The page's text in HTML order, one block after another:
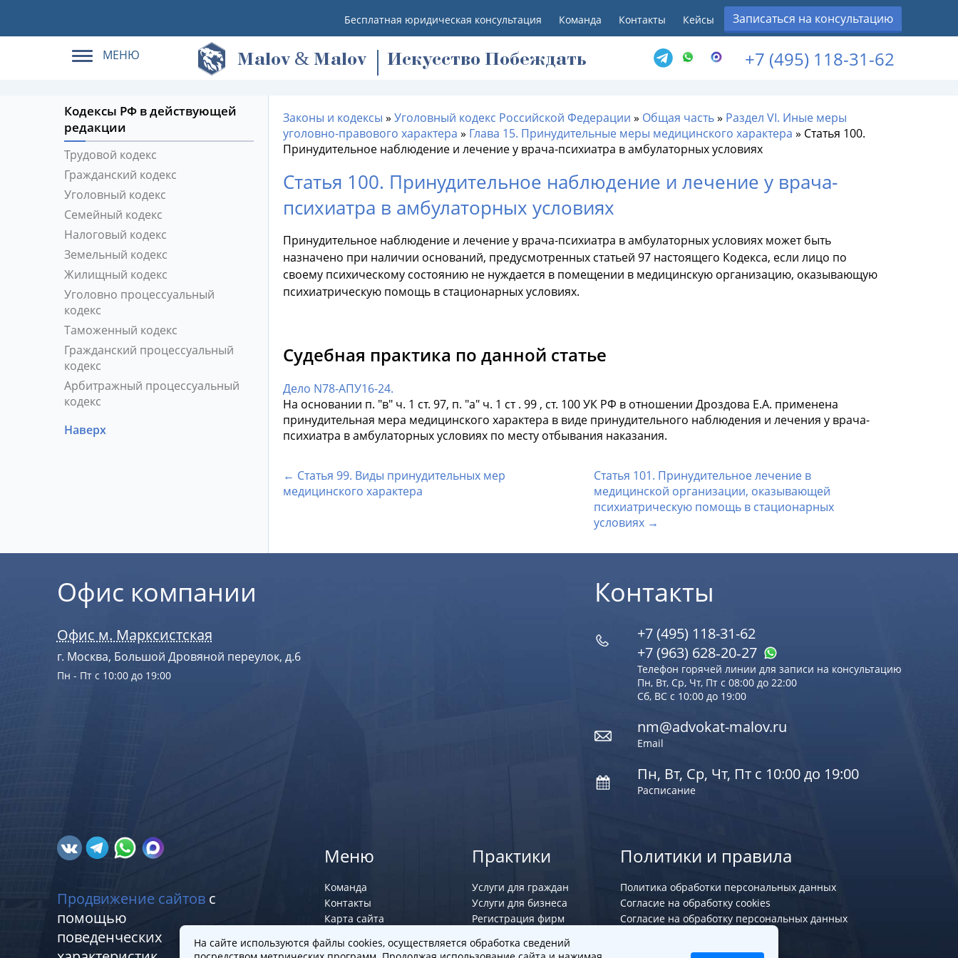
Бесплатная юридическая консультация Команда Контакты Кейсы Записаться на консультацию
МЕНЮ Malov & Malov Искусство Побеждать +7 (495) 118-31-62
Кодексы РФ в действующей
редакции
Трудовой кодекс
Гражданский кодекс
Уголовный кодекс
Семейный кодекс
Налоговый кодекс
Земельный кодекс
Жилищный кодекс
Уголовно процессуальный
кодекс
Таможенный кодекс
Гражданский процессуальный
кодекс
Арбитражный процессуальный
кодекс
Наверх
Законы и кодексы » Уголовный кодекс Российской Федерации » Общая часть» Раздел VI. Иные меры
уголовно-правового характера » Глава 15. Принудительные меры медицинского характера » Статья 100.
Принудительное наблюдение и лечение у врача-психиатра в амбулаторных условиях
Статья 100. Принудительное наблюдение и лечение у врача-
психиатра в амбулаторных условиях
Принудительное наблюдение и лечение у врача-психиатра в амбулаторных условиях может быть
назначено при наличии оснований, предусмотренных статьей 97 настоящего Кодекса, если лицо по
своему психическому состоянию не нуждается в помещении в медицинскую организацию, оказывающую
психиатрическую помощь в стационарных условиях.
Судебная практика по данной статье
Дело N78-АПУ16-24.
На основании п. "в" ч. 1 ст. 97, п. "а" ч. 1 ст . 99 , ст. 100 УК РФ в отношении Дроздова Е.А. применена
принудительная мера медицинского характера в виде принудительного наблюдения и лечения у врача-
психиатра в амбулаторных условиях по месту отбывания наказания.
← Статья 99. Виды принудительных мер
медицинского характера
Статья 101. Принудительное лечение в
медицинской организации, оказывающей
психиатрическую помощь в стационарных
условиях →
Офис компании
Офис м. Марксистская
г. Москва, Большой Дровяной переулок, д.6
Пн - Пт с 10:00 до 19:00
Контакты
+7 (495) 118-31-62
+7 (963) 628‑20‑27
Телефон горячей линии для записи на консультацию
Пн, Вт, Ср, Чт, Пт с 08:00 до 22:00
Сб, ВС с 10:00 до 19:00
nm@advokat-malov.ru
Email
Пн, Вт, Ср, Чт, Пт с 10:00 до 19:00
Расписание
Продвижение сайтовс
помощью
поведенческих
Меню
Команда
Контакты
Карта сайта
Практики
Услуги для граждан
Услуги для бизнеса
Регистрация фирм
делам
Политики и правила
Политика обработки персональных данных
Согласие на обработку cookies
Согласие на обработку персональных данных
На сайте используются файлы cookies, осуществляется обработка сведений